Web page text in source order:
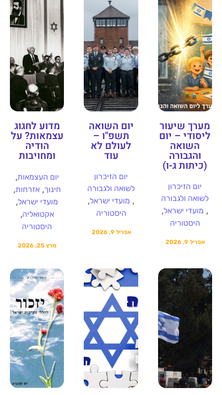
מערך שיעור
ליסודי – יום
השואה
והגבורה
(כיתות ג-ו)
יום הזיכרון
לשואה ולגבורה
, מועדי ישראל,
היסטוריה
אפריל 9, 2026
יום השואה
תשפ"ו –
לעולם לא
עוד
יום הזיכרון
לשואה ולגבורה
, מועדי ישראל,
היסטוריה
אפריל 9, 2026
מדוע לחגוג
עצמאות? על
הודיה
ומחויבות
יום העצמאות,
חינוך, אזרחות,
מועדי ישראל,
אקטואליה,
היסטוריה
מרץ 25, 2026